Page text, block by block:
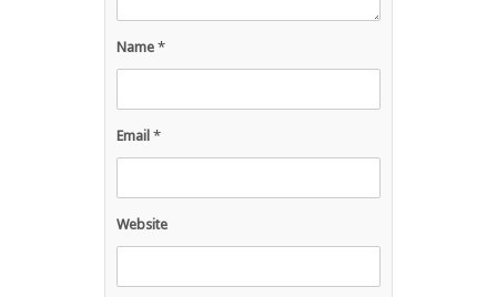
Name *
Email *
Website